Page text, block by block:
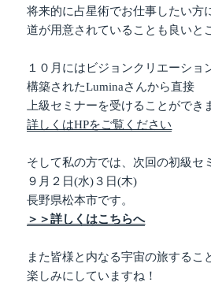
将来的に占星術でお仕事したい方
道が用意されていることも良いと
１０月にはビジョンクリエーショ
構築されたLuminaさんから直接
上級セミナーを受けることができ
詳しくはHPをご覧ください
そして私の方では、次回の初級セ
９月２日(水)３日(木)
長野県松本市です。
＞＞詳しくはこちらへ
また皆様と内なる宇宙の旅するこ
楽しみにしていますね！